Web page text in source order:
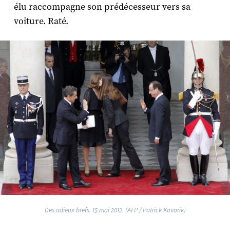
élu raccompagne son prédécesseur vers sa
voiture. Raté.
Des adieux brefs. 15 mai 2012. (AFP / Patrick Kovarik)